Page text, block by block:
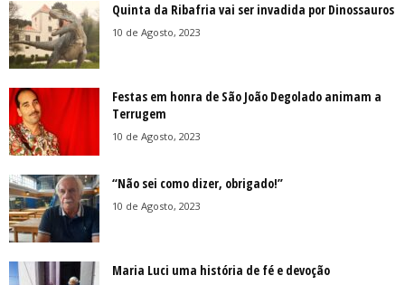
Quinta da Ribafria vai ser invadida por Dinossauros
10 de Agosto, 2023
Festas em honra de São João Degolado animam a
Terrugem
10 de Agosto, 2023
“Não sei como dizer, obrigado!”
10 de Agosto, 2023
Maria Luci uma história de fé e devoção